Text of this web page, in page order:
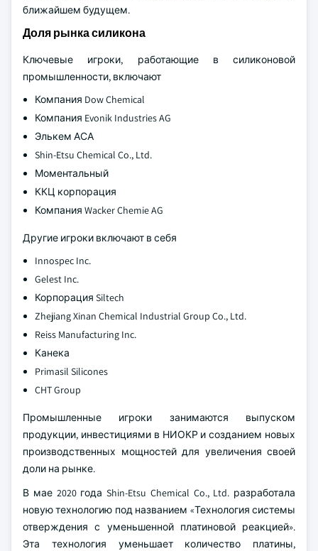
ближайшем будущем.
Доля рынка силикона
Ключевые игроки, работающие в силиконовой
промышленности, включают
Компания Dow Chemical
Компания Evonik Industries AG
Элькем АСА
Shin-Etsu Chemical Co., Ltd.
Моментальный
ККЦ корпорация
Компания Wacker Chemie AG
Другие игроки включают в себя
Innospec Inc.
Gelest Inc.
Корпорация Siltech
Zhejiang Xinan Chemical Industrial Group Co., Ltd.
Reiss Manufacturing Inc.
Канека
Primasil Silicones
CHT Group
Промышленные игроки занимаются выпуском
продукции, инвестициями в НИОКР и созданием новых
производственных мощностей для увеличения своей
доли на рынке.
В мае 2020 года Shin-Etsu Chemical Co., Ltd. разработала
новую технологию под названием «Технология системы
отверждения с уменьшенной платиновой реакцией».
Эта технология уменьшает количество платины,